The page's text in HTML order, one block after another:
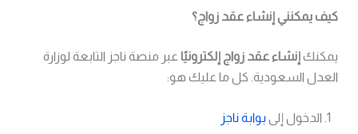
كيف يمكنني إنشاء عقد زواج؟
يمكنكإنشاء عقد زواج إلكترونيًا عبر منصة ناجز التابعة لوزارة
العدل السعودية. كل ما عليك هو:
الدخول إلى بوابة ناجز